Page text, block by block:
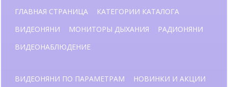
ГЛАВНАЯ СТРАНИЦА
КАТЕГОРИИ КАТАЛОГА
ВИДЕОНЯНИ
МОНИТОРЫ ДЫХАНИЯ
РАДИОНЯНИ
ВИДЕОНАБЛЮДЕНИЕ
ВИДЕОНЯНИ ПО ПАРАМЕТРАМ
НОВИНКИ И АКЦИИ